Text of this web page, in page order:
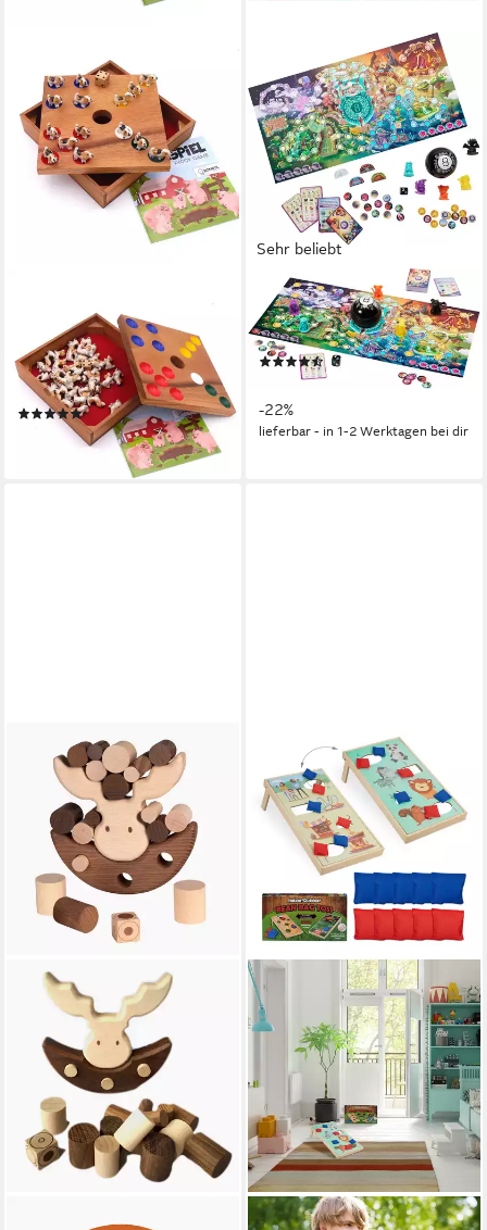
Spiel Ferkelspiel - Würfelspiel
mit den süßen Tierfiguren für
die Familie, Brettspiel,
Holzspiel
(3)
38,90 €
lieferbar - in 3-4 Werktagen bei dir
Sehr beliebt
MATTEL GAMES
Spiel Magic 8 Ball - Magische
Begegnungen, Familienspiel
(25)
ab 24,98 € 31,99 €
-22%
lieferbar - in 1-2 Werktagen bei dir
RELAXDAYS